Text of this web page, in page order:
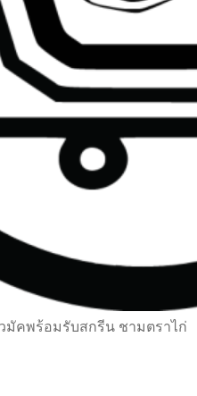
มัคพร้อมรับสกรีน ชามตราไก่